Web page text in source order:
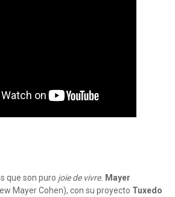
que son puro joie de vivre. Mayer
Mayer Cohen), con su proyecto Tuxedo